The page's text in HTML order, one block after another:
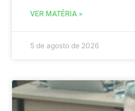
VER MATÉRIA »
5 de agosto de 2026